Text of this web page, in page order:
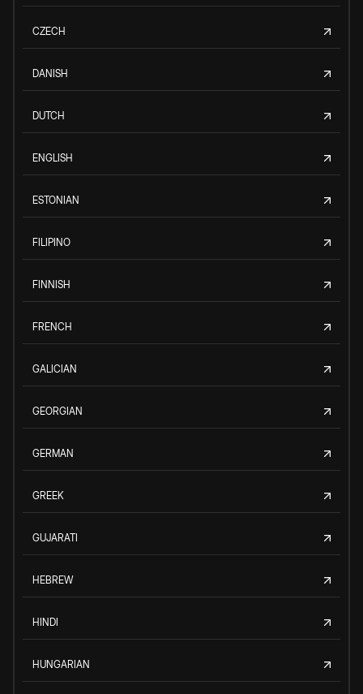
CZECH
DANISH
DUTCH
ENGLISH
ESTONIAN
FILIPINO
FINNISH
FRENCH
GALICIAN
GEORGIAN
GERMAN
GREEK
GUJARATI
HEBREW
HINDI
HUNGARIAN